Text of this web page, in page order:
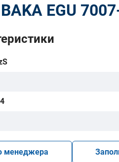
EGU
менеджера